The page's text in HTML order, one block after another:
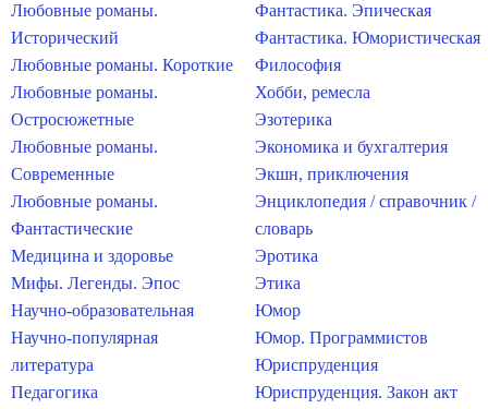
Любовные романы.
Исторический
Любовные романы. Короткие
Любовные романы.
Остросюжетные
Любовные романы.
Современные
Любовные романы.
Фантастические
Медицина и здоровье
Мифы. Легенды. Эпос
Научно-образовательная
Научно-популярная
литература
Педагогика
Фантастика. Эпическая
Фантастика. Юмористическая
Философия
Хобби, ремесла
Эзотерика
Экономика и бухгалтерия
Экшн, приключения
Энциклопедия / справочник /
словарь
Эротика
Этика
Юмор
Юмор. Программистов
Юриспруденция
Юриспруденция. Закон акт